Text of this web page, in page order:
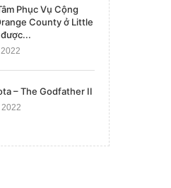
Phục Vụ Cộng
County ở Little
– The Godfather II
2022